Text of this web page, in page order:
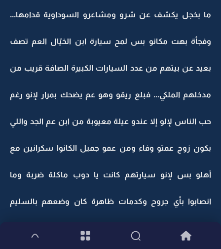
ما بخجل يكشف عن شرو ومشاعرو السوداوية قدامها...
وفجأة بهت مكانو بس لمح سيارة ابن الخيّال العم تصف
بعيد عن بيتهم من عدد السيارات الكبيرة الصافة قريب من
مدخلهم الملكي... فبلع ريقو وهو عم يضحك بمرار لإنو رغم
حب الناس لإلو إلا عندو عيلة معيوبة من ابن عم الجد واللي
بكون زوج عمتو وفاء ومن عمو جميل الكانوا سكرانين مع
أهلو بس لإنو سيارتهم كانت يا دوب ماكلة ضربة وما
انصابوا بأي جروح وكدمات ظاهرة كان وضعهم بالسليم